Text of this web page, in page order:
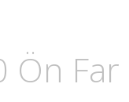
Ön Far